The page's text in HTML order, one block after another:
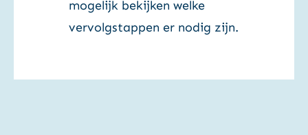
mogelijk bekijken welke
vervolgstappen er nodig zijn.